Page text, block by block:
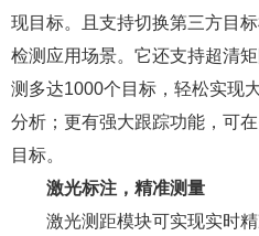
现目标。且支持切换第三方目
检测应用场景。它还支持超清
测多达1000个目标，轻松实现
分析；更有强大跟踪功能，可
目标。
激光标注，精准测量
激光测距模块可实现实时